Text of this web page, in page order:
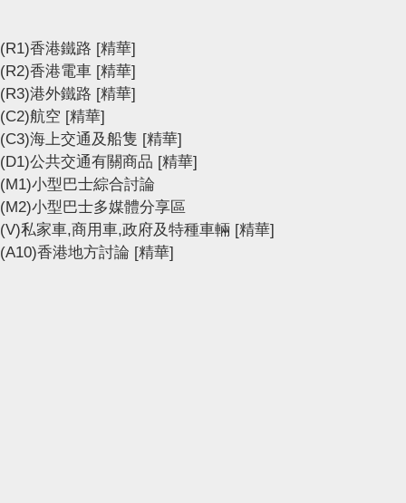
(R1)香港鐵路 [精華]
(R2)香港電車 [精華]
(R3)港外鐵路 [精華]
(C2)航空 [精華]
(C3)海上交通及船隻 [精華]
(D1)公共交通有關商品 [精華]
(M1)小型巴士綜合討論
(M2)小型巴士多媒體分享區
(V)私家車,商用車,政府及特種車輛 [精華]
(A10)香港地方討論 [精華]